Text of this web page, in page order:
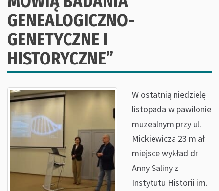
GENEALOGICZNO-
GENETYCZNE I
HISTORYCZNE”
W ostatnią niedzielę
listopada w pawilonie
muzealnym przy ul.
Mickiewicza 23 miał
miejsce wykład dr
Anny Saliny z
Instytutu Historii im.